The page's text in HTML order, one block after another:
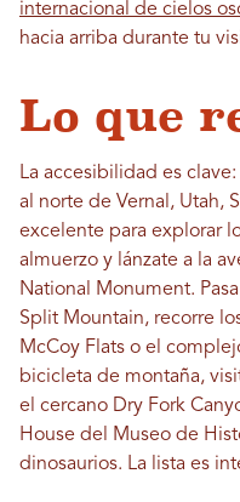
internacional de cielos
hacia arriba durante tu
Lo que
La accesibilidad es
al norte de Vernal, Utah,
excelente para explorar
almuerzo y lánzate a la
National Monument.
Split Mountain, recorre
McCoy Flats o el
bicicleta de montaña,
el cercano Dry Fork
House del Museo de
dinosaurios. La lista es